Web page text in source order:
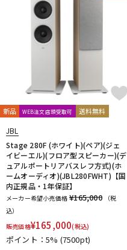
新品 WEB注文店頭受取可 送料無料
JBL
Stage 280F (ホワイト)(ペア)(ジェ
イビーエル)(フロア型スピーカー)(デ
ュアルポートリアバスレフ方式)(ホ
ームオーディオ)(JBL280FWHT)【国
内正規品・1年保証】
メーカー希望小売価格 ¥165,000
（税
込）
販売価格¥165,000(税込)
ポイント：5% (7500pt)